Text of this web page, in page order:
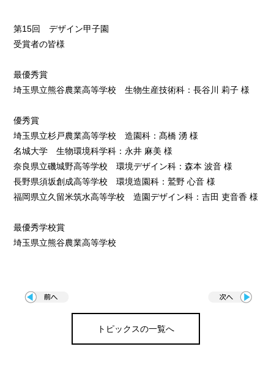
第15回 デザイン甲子園
受賞者の皆様
最優秀賞
埼玉県立熊谷農業高等学校 生物生産技術科：長谷川 莉子 様
優秀賞
埼玉県立杉戸農業高等学校 造園科：髙橋 湧 様
名城大学 生物環境科学科：永井 麻美 様
奈良県立磯城野高等学校 環境デザイン科：森本 波音 様
長野県須坂創成高等学校 環境造園科：鷲野 心音 様
福岡県立久留米筑水高等学校 造園デザイン科：吉田 吏音香 様
最優秀学校賞
埼玉県立熊谷農業高等学校
トピックスの一覧へ